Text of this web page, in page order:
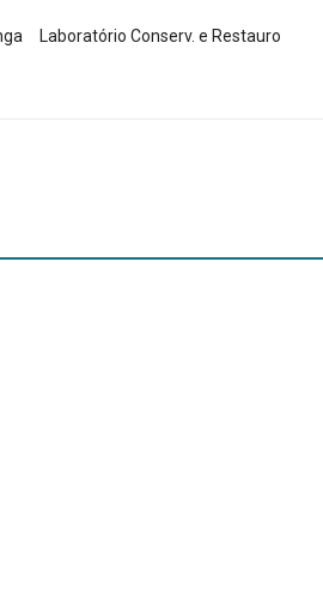
Laboratório Conserv. e Restauro